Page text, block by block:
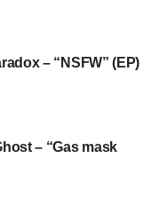
novo disco: tem onze
“Bored to death”.
para o estúdio.
e terminamos
em papo
– “NSFW” (EP)
– “Gas mask